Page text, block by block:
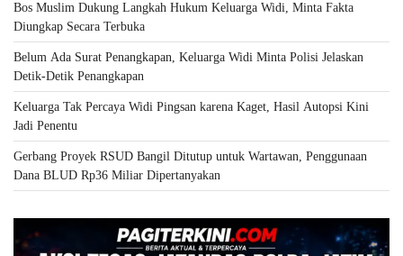
Bos Muslim Dukung Langkah Hukum Keluarga Widi, Minta Fakta
Diungkap Secara Terbuka
Belum Ada Surat Penangkapan, Keluarga Widi Minta Polisi Jelaskan
Detik-Detik Penangkapan
Keluarga Tak Percaya Widi Pingsan karena Kaget, Hasil Autopsi Kini
Jadi Penentu
Gerbang Proyek RSUD Bangil Ditutup untuk Wartawan, Penggunaan
Dana BLUD Rp36 Miliar Dipertanyakan